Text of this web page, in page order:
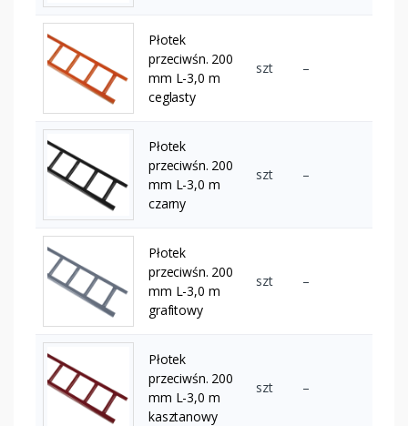
Płotek
przeciwśn. 200
mm L-3,0 m
ceglasty
szt –
Płotek
przeciwśn. 200
mm L-3,0 m
czarny
szt –
Płotek
przeciwśn. 200
mm L-3,0 m
grafitowy
szt –
Płotek
przeciwśn. 200
mm L-3,0 m
kasztanowy
szt –